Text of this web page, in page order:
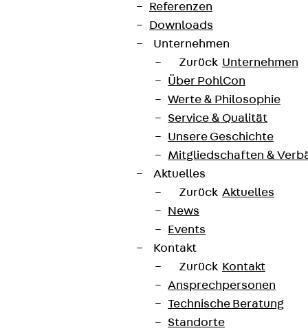
Referenzen
Downloads
Unternehmen
Zurück Unternehmen
Über PohlCon
Werte & Philosophie
Service & Qualität
Unsere Geschichte
Mitgliedschaften &
Aktuelles
Zurück Aktuelles
News
Events
Kontakt
Zurück Kontakt
Ansprechpersonen
Technische Beratung
Standorte